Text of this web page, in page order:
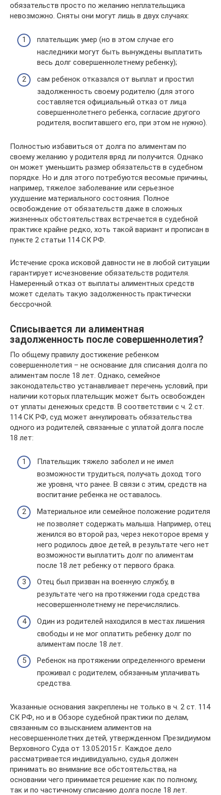
обязательств просто по желанию неплательщика
невозможно. Сняты они могут лишь в двух случаях:
плательщик умер (но в этом случае его
наследники могут быть вынуждены выплатить
весь долг совершеннолетнему ребенку);
сам ребенок отказался от выплат и простил
задолженность своему родителю (для этого
составляется официальный отказ от лица
совершеннолетнего ребенка, согласие другого
родителя, воспитавшего его, при этом не нужно).
Полностью избавиться от долга по алиментам по
своему желанию у родителя вряд ли получится. Однако
он может уменьшить размер обязательств в судебном
порядке. Но и для этого потребуются весомые причины,
например, тяжелое заболевание или серьезное
ухудшение материального состояния. Полное
освобождение от обязательств даже в сложных
жизненных обстоятельствах встречается в судебной
практике крайне редко, хоть такой вариант и прописан в
пункте 2 статьи 114 СК РФ.
Истечение срока исковой давности не в любой ситуации
гарантирует исчезновение обязательств родителя.
Намеренный отказ от выплаты алиментных средств
может сделать такую задолженность практически
бессрочной.
Списывается ли алиментная
задолженность после совершеннолетия?
По общему правилу достижение ребенком
совершеннолетия – не основание для списания долга по
алиментам после 18 лет. Однако, семейное
законодательство устанавливает перечень условий, при
наличии которых плательщик может быть освобожден
от уплаты денежных средств. В соответствии с ч. 2 ст.
114 СК РФ, суд может аннулировать обязательства
одного из родителей, связанные с уплатой долга после
18 лет:
Плательщик тяжело заболел и не имел
возможности трудиться, получать доход того
же уровня, что ранее. В связи с этим, средств на
воспитание ребенка не оставалось.
Материальное или семейное положение родителя
не позволяет содержать малыша. Например, отец
женился во второй раз, через некоторое время у
него родилось двое детей, в результате чего нет
возможности выплатить долг по алиментам
после 18 лет ребенку от первого брака.
Отец был призван на военную службу, в
результате чего на протяжении года средства
несовершеннолетнему не перечислялись.
Один из родителей находился в местах лишения
свободы и не мог оплатить ребенку долг по
алиментам после 18 лет.
Ребенок на протяжении определенного времени
проживал с родителем, обязанным уплачивать
средства.
Указанные основания закреплены не только в ч. 2 ст. 114
СК РФ, но и в Обзоре судебной практики по делам,
связанным со взысканием алиментов на
несовершеннолетних детей, утвержденном Президиумом
Верховного Суда от 13.05.2015 г. Каждое дело
рассматривается индивидуально, судья должен
принимать во внимание все обстоятельства, на
основании чего принимается решение как по полному,
так и по частичному списанию долга после 18 лет.